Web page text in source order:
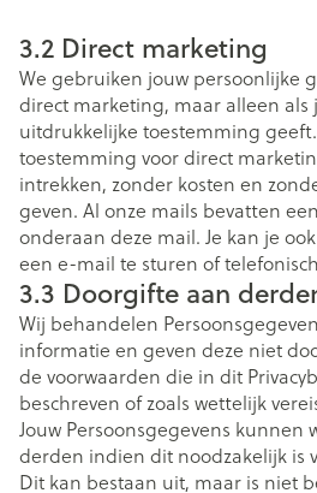
3.2 Direct marketing
We gebruiken jouw persoonlijke
direct marketing, maar alleen als
uitdrukkelijke toestemming
toestemming voor direct
intrekken, zonder kosten en
geven. Al onze mails bevatten
onderaan deze mail. Je kan je
een e-mail te sturen of
3.3 Doorgifte aan
Wij behandelen
informatie en geven deze niet
de voorwaarden die in dit
beschreven of zoals wettelijk
Jouw Persoonsgegevens
derden indien dit noodzakelijk is
Dit kan bestaan uit, maar is niet